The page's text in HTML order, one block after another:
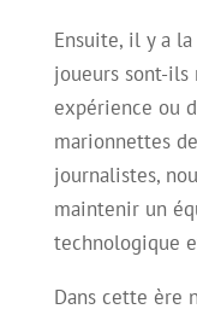
Ensuite, il y a
joueurs sont-
expérience ou
marionnettes
journalistes,
maintenir un
technologique
Dans cette ère